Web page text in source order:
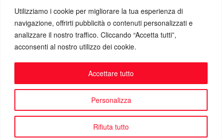
Utilizziamo i cookie per migliorare la tua esperienza di
navigazione, offrirti pubblicità o contenuti personalizzati e
analizzare il nostro traffico. Cliccando “Accetta tutti”,
acconsenti al nostro utilizzo dei cookie.
Personalizza
Rifiuta tutto
Accettare tutto